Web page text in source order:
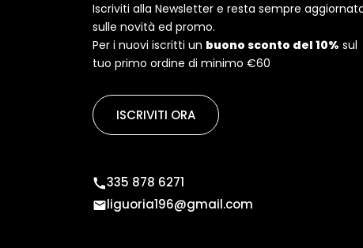
Iscriviti alla Newsletter e resta sempre
sulle novità ed promo.
Per i nuovi iscritti un buono sconto del 10% sul
tuo primo ordine di minimo €60
ISCRIVITI ORA
335 878 6271
liguoria196@gmail.com